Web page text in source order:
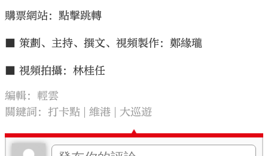
購票網站：點擊跳轉
■ 策劃、主持、撰文、視頻製作：鄭緣瓏
■ 視頻拍攝：林桂任
編輯：輕雲
關鍵詞： 打卡點 維港 大巡遊